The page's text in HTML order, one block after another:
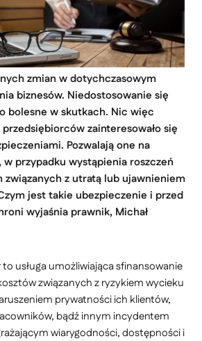
zmian w dotychczasowym
biznesów. Niedostosowanie się
bolesne w skutkach. Nic więc
zainteresowało się
Pozwalają one na
przypadku wystąpienia roszczeń
związanych z utratą lub ujawnieniem
jest takie ubezpieczenie i przed
wyjaśnia prawnik, Michał
usługa umożliwiająca sfinansowanie
związanych z ryzykiem wycieku
prywatności ich klientów,
bądź innym incydentem
wiarygodności, dostępności i